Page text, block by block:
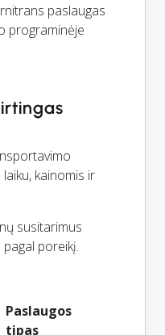
paslaugas
programinėje
kainomis ir
susitarimus
poreikį.
Paslaugos
tipas